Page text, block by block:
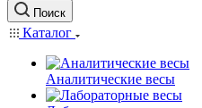
Поиск
Каталог
Аналитические весы